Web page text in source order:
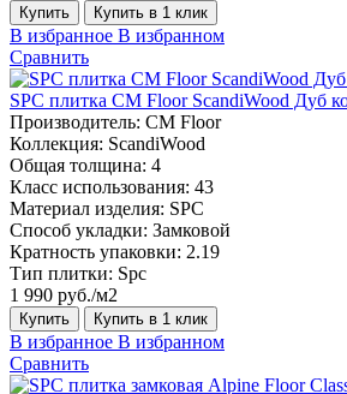
Купить Купить в 1 клик
В избранное В избранном
Сравнить
SPC плитка CM Floor ScandiWood Дуб
Производитель: CM Floor
Коллекция: ScandiWood
Общая толщина: 4
Класс использования: 43
Материал изделия: SPC
Способ укладки: Замковой
Кратность упаковки: 2.19
Тип плитки: Spc
1 990 руб./м2
Купить Купить в 1 клик
В избранное В избранном
Сравнить